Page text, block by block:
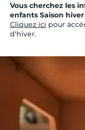
Vous cherchez les
enfants Saison hiver
Cliquez ici pour
d'hiver.